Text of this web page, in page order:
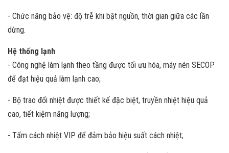
- Chức năng bảo vệ: độ trễ khi bật nguồn, thời gian giữa các lần
dừng.
Hệ thống lạnh
- Công nghệ làm lạnh theo tầng được tối ưu hóa, máy nén SECOP
để đạt hiệu quả làm lạnh cao;
- Bộ trao đổi nhiệt được thiết kế đặc biệt, truyền nhiệt hiệu quả
cao, tiết kiệm năng lượng;
- Tấm cách nhiệt VIP để đảm bảo hiệu suất cách nhiệt;